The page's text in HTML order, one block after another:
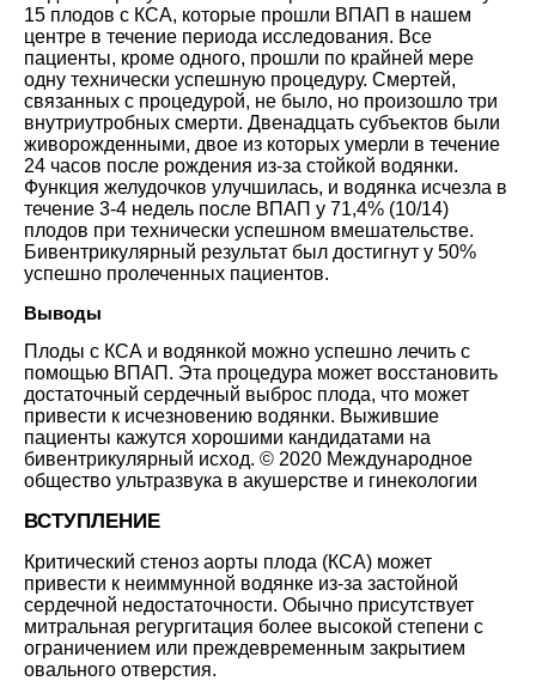
15 плодов с КСА, которые прошли ВПАП в нашем
центре в течение периода исследования. Все
пациенты, кроме одного, прошли по крайней мере
одну технически успешную процедуру. Смертей,
связанных с процедурой, не было, но произошло три
внутриутробных смерти. Двенадцать субъектов были
живорожденными, двое из которых умерли в течение
24 часов после рождения из-за стойкой водянки.
Функция желудочков улучшилась, и водянка исчезла в
течение 3-4 недель после ВПАП у 71,4% (10/14)
плодов при технически успешном вмешательстве.
Бивентрикулярный результат был достигнут у 50%
успешно пролеченных пациентов.
Выводы
Плоды с КСА и водянкой можно успешно лечить с
помощью ВПАП. Эта процедура может восстановить
достаточный сердечный выброс плода, что может
привести к исчезновению водянки. Выжившие
пациенты кажутся хорошими кандидатами на
бивентрикулярный исход. © 2020 Международное
общество ультразвука в акушерстве и гинекологии
ВСТУПЛЕНИЕ
Критический стеноз аорты плода (КСА) может
привести к неиммунной водянке из-за застойной
сердечной недостаточности. Обычно присутствует
митральная регургитация более высокой степени с
ограничением или преждевременным закрытием
овального отверстия.